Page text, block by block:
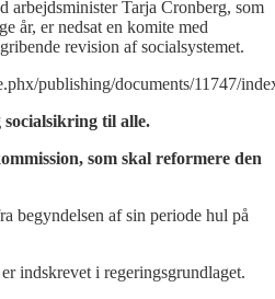
arbejdsminister Tarja Cronberg, som
år, er nedsat en komite med
revision af socialsystemet.
publishing/documents/11747/
til alle.
som skal reformere den
begyndelsen af sin periode hul på
indskrevet i regeringsgrundlaget.